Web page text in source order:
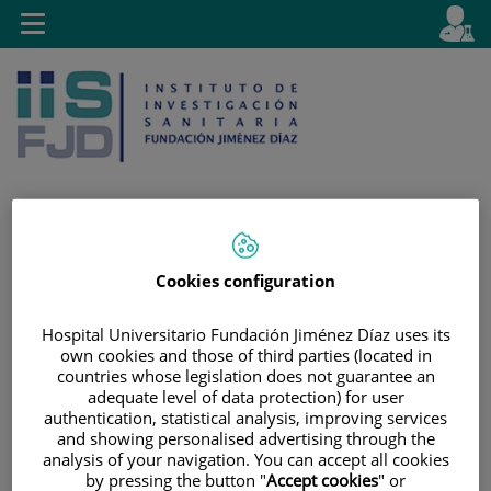
Jump to content
Active
en
Toggle
navigation
Cookies configuration
Hospital Universitario Fundación Jiménez Díaz uses its
own cookies and those of third parties (located in
countries whose legislation does not guarantee an
adequate level of data protection) for user
authentication, statistical analysis, improving services
and showing personalised advertising through the
analysis of your navigation. You can accept all cookies
by pressing the button "Accept cookies" or